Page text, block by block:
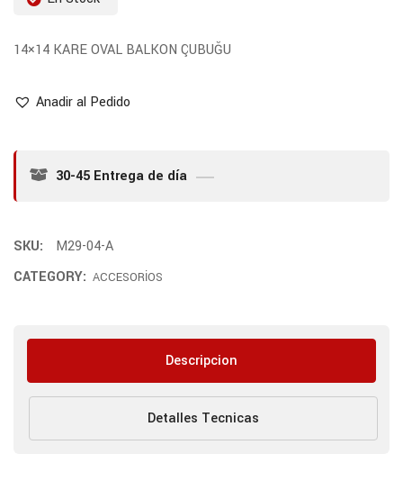
14×14 KARE OVAL BALKON ÇUBUĞU
Anadir al Pedido
30-45 Entrega de día
SKU:
M29-04-A
CATEGORY: ACCESORİOS
Descripcion
Detalles Tecnicas